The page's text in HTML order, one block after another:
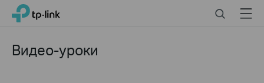
Click
navigation
TP-Link, Reliably Smart SearchMenu
Видео-уроки